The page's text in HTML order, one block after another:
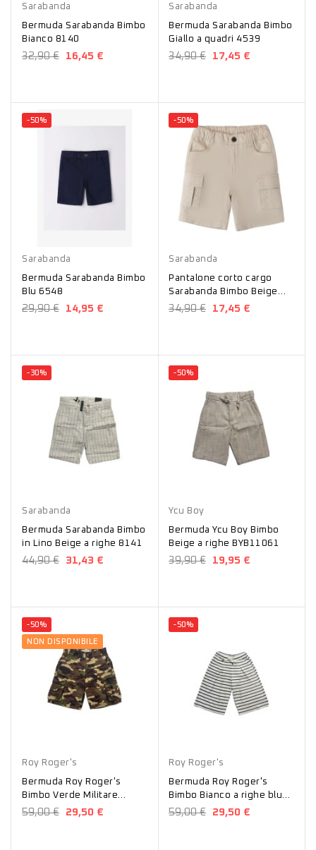
Sarabanda
Bermuda Sarabanda Bimbo
Bianco 8140
32,90 € 16,45 €
Sarabanda
Bermuda Sarabanda Bimbo
Giallo a quadri 4539
34,90 € 17,45 €
-50%
Sarabanda
Bermuda Sarabanda Bimbo
Blu 6548
29,90 € 14,95 €
-50%
Sarabanda
Pantalone corto cargo
Sarabanda Bimbo Beige
8143
34,90 € 17,45 €
-30%
Sarabanda
Bermuda Sarabanda Bimbo
in Lino Beige a righe 8141
44,90 € 31,43 €
-50%
Ycu Boy
Bermuda Ycu Boy Bimbo
Beige a righe BYB11061
39,90 € 19,95 €
-50%
NON DISPONIBILE
Roy Roger's
Bermuda Roy Roger's
Bimbo Verde Militare
B14500
59,00 € 29,50 €
-50%
Roy Roger's
Bermuda Roy Roger's
Bimbo Bianco a righe blu
B17700
59,00 € 29,50 €